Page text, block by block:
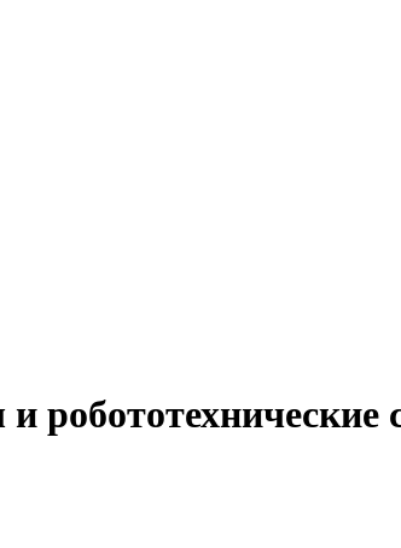
робототехнические